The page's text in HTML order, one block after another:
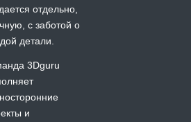
отдельно,
с заботой о
детали.
3Dguru
и